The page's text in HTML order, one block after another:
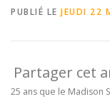
PUBLIÉ LE JEUDI 22
Partager cet
25 ans que le Madison